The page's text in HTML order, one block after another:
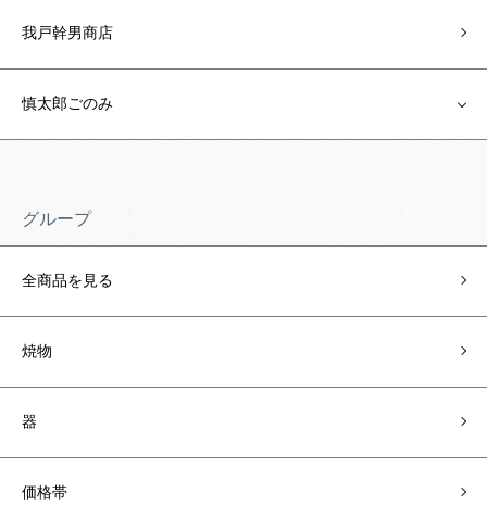
我戸幹男商店
慎太郎ごのみ
グループ
全商品を見る
焼物
器
価格帯